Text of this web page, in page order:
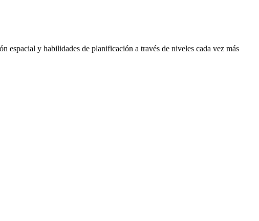
espacial y habilidades de planificación a través de niveles cada vez más